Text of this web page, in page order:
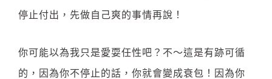
停止付出，先做自己爽的事情再說！
你可能以為我只是愛耍任性吧？不～這是有跡可循
的，因為你不停止的話，你就會變成衰包！因為你